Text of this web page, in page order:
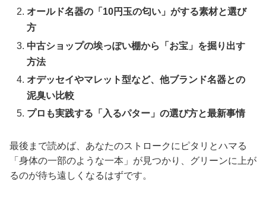
オールド名器の「10円玉の匂い」がする素材と選び
方
中古ショップの埃っぽい棚から「お宝」を掘り出す
方法
オデッセイやマレット型など、他ブランド名器との
泥臭い比較
プロも実践する「入るパター」の選び方と最新事情
最後まで読めば、あなたのストロークにピタリとハマる
「身体の一部のような一本」が見つかり、グリーンに上が
るのが待ち遠しくなるはずです。